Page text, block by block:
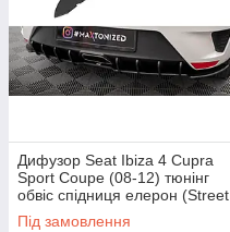
Дифузор Seat Ibiza 4 Cupra
Sport Coupe (08-12) тюнінг
обвіс спідниця елерон (Street
Pro)
Під замовлення